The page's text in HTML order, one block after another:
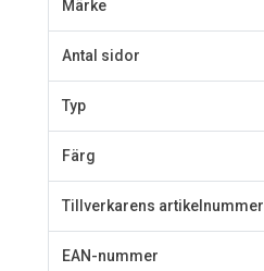
Märke
Antal sidor
Typ
Färg
Tillverkarens artikelnummer
EAN-nummer